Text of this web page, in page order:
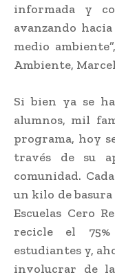
informada y
avanzando
medio
Ambiente,
Si bien ya se
alumnos, mil
programa, hoy
través de su
comunidad.
un kilo de basura
Escuelas Cero
recicle el
estudiantes y,
involucrar de